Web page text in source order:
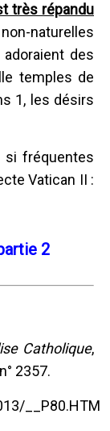
très répandu
naturelles
des
temples de
1, les désirs
si fréquentes
Vatican II :
2
Catholique,
2357.
__P80.HTM